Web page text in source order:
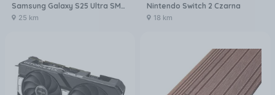
Samsung Galaxy S25 Ultra SM-S938 12/256GB Tytanowy Niebieski
25 km
Nintendo Switch 2 Czarna
18 km